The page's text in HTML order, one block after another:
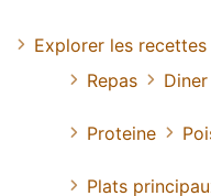
Explorer les recettes
Repas
Diner
Proteine
Plats